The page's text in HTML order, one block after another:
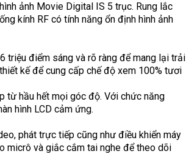
ảnh Movie Digital IS 5 trục. Rung lắc
kính RF có tính năng ổn định hình ảnh
triệu điểm sáng và rõ ràng để mang lại trải
kế để cung cấp chế độ xem 100% tươi
từ hầu hết mọi góc độ. Với chức năng
hình LCD cảm ứng.
phát trực tiếp cũng như điều khiển máy
micrô và giắc cắm tai nghe để theo dõi